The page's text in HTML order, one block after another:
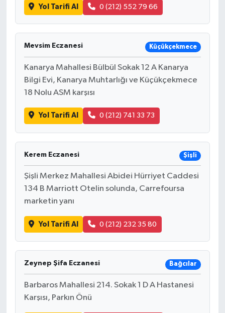
Yol Tarifi Al 0 (212) 552 79 66
Mevsim Eczanesi Küçükçekmece
Kanarya Mahallesi Bülbül Sokak 12 A Kanarya
Bilgi Evi, Kanarya Muhtarlığı ve Küçükçekmece
18 Nolu ASM karşısı
Yol Tarifi Al 0 (212) 741 33 73
Kerem Eczanesi Şişli
Şişli Merkez Mahallesi Abidei Hürriyet Caddesi
134 B Marriott Otelin solunda, Carrefoursa
marketin yanı
Yol Tarifi Al 0 (212) 232 35 80
Zeynep Şifa Eczanesi Bağcılar
Barbaros Mahallesi 214. Sokak 1 D A Hastanesi
Karşısı, Parkın Önü